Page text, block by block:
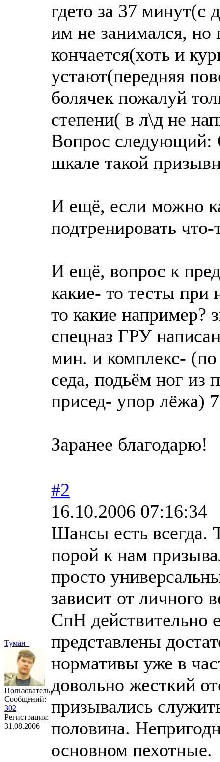
гдето за 37 минут(с
им не занимался, но
кончается(хоть и
устают(передняя
болячек пожалуй
степени( в л\д не
Вопрос следующий:
шкале такой
И ещё, если можно
подтренировать
И ещё, вопрос к
какие- то тесты при
то какие например?
спецназ ГРУ
мин. и комплекс-
седа, подьём ног из
присед- упор лёжа)
Заранее благодарю!
Туман_
Пользователь
Сообщений:
302
Регистрация:
31.08.2006
#2
16.10.2006 07:16:34
Шансы есть всегда.
порой к нам
просто
зависит от личного
СпН действительно
представлены
нормативы уже в
довольно жесткий
призывались
половина.
основном пехотные.